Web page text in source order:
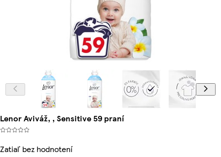
Lenor Aviváž, , Sensitive 59 praní
Zatiaľ bez hodnotení